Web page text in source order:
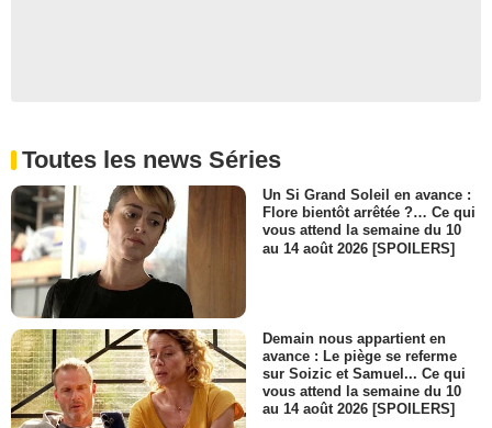
Toutes les news Séries
Un Si Grand Soleil en avance :
Flore bientôt arrêtée ?… Ce qui
vous attend la semaine du 10
au 14 août 2026 [SPOILERS]
Demain nous appartient en
avance : Le piège se referme
sur Soizic et Samuel... Ce qui
vous attend la semaine du 10
au 14 août 2026 [SPOILERS]